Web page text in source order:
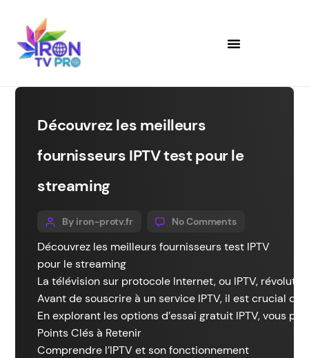
Découvrez les meilleurs
fournisseurs IPTV test pour le
streaming
By iron-protv.fr No Comments
Découvrez les meilleurs fournisseurs test IPTV
pour le streaming
La télévision sur protocole Internet, ou IPTV,
Avant de souscrire à un service IPTV, il est crucial
En explorant les options d’essai gratuit IPTV, vous
Points Clés à Retenir
Comprendre l’IPTV et son fonctionnement